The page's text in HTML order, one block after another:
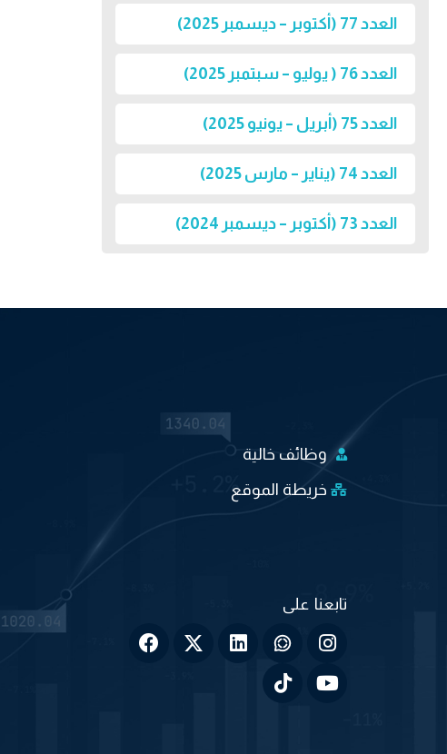
العدد 77 (أكتوبر – ديسمبر 2025)
العدد 76 ( يوليو – سبتمبر 2025)
العدد 75 (أبريل – يونيو 2025)
العدد 74 (يناير – مارس 2025)
العدد 73 (أكتوبر – ديسمبر 2024)
وظائف خالية
خريطة الموقع